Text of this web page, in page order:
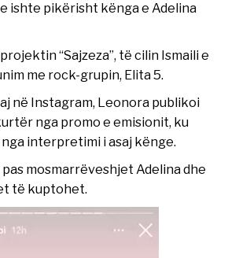
ishte pikërisht kënga e Adelina
“Sajzeza”, të cilin Ismaili e
me rock-grupin, Elita 5.
në Instagram, Leonora publikoi
nga promo e emisionit, ku
interpretimi i asaj kënge.
pas mosmarrëveshjet Adelina dhe
të kuptohet.